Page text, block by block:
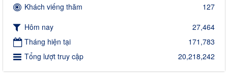
Khách viếng thăm
127
Hôm nay
27,464
Tháng hiện tại
171,783
Tổng lượt truy cập
20,218,242